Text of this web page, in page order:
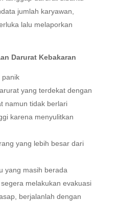
jumlah karyawan,
lalu melaporkan
Darurat Kebakaran
panik
yang terdekat dengan
namun tidak berlari
karena menyulitkan
yang lebih besar dari
yang masih berada
melakukan evakuasi
berjalanlah dengan